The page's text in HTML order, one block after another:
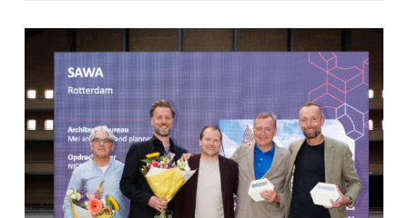
SAWA
winnaar
BNA
Beste
Gebouw
van
het
Jaar
2026